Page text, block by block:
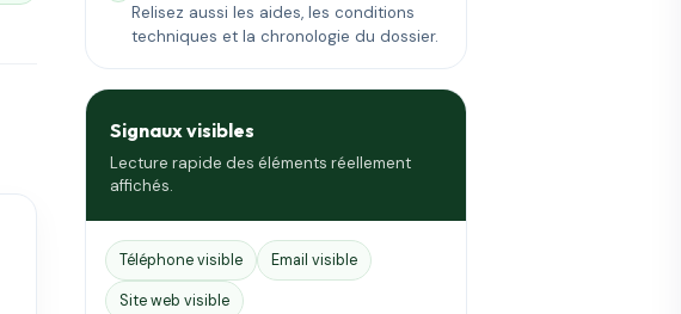
Relisez aussi les aides, les conditions
techniques et la chronologie du dossier.
Signaux visibles
Lecture rapide des éléments réellement
affichés.
Téléphone visible
Email visible
Site web visible